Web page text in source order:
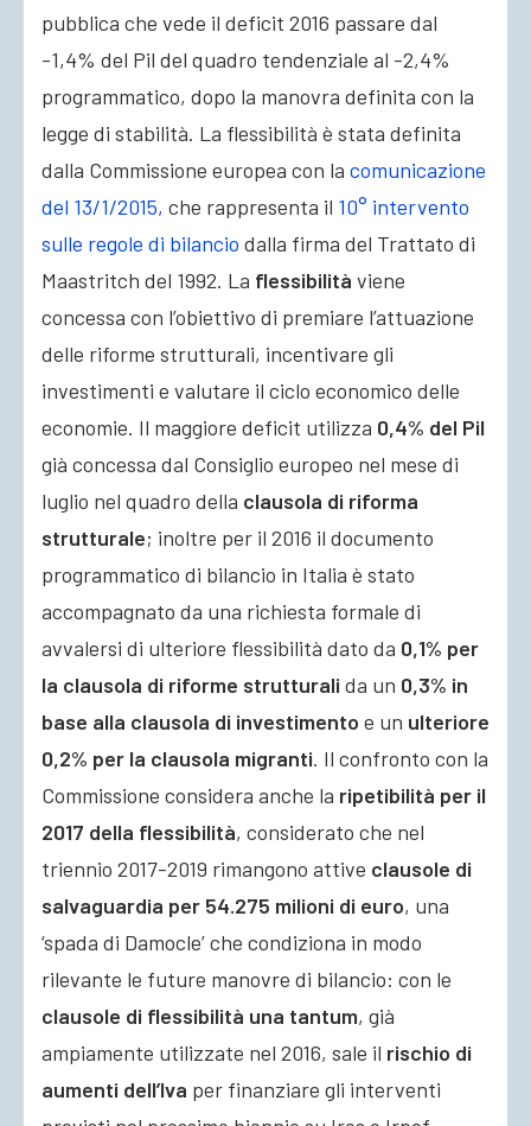
pubblica che vede il deficit 2016 passare dal
-1,4% del Pil del quadro tendenziale al -2,4%
programmatico, dopo la manovra definita con la
legge di stabilità. La flessibilità è stata definita
dalla Commissione europea con la comunicazione
del 13/1/2015, che rappresenta il 10° intervento
sulle regole di bilancio dalla firma del Trattato di
Maastritch del 1992. La flessibilità viene
concessa con l’obiettivo di premiare l’attuazione
delle riforme strutturali, incentivare gli
investimenti e valutare il ciclo economico delle
economie. Il maggiore deficit utilizza 0,4% del Pil
già concessa dal Consiglio europeo nel mese di
luglio nel quadro della clausola di riforma
strutturale; inoltre per il 2016 il documento
programmatico di bilancio in Italia è stato
accompagnato da una richiesta formale di
avvalersi di ulteriore flessibilità dato da 0,1% per
la clausola di riforme strutturali da un 0,3% in
base alla clausola di investimento e un ulteriore
0,2% per la clausola migranti. Il confronto con la
Commissione considera anche la ripetibilità per il
2017 della flessibilità, considerato che nel
triennio 2017-2019 rimangono attive clausole di
salvaguardia per 54.275 milioni di euro, una
‘spada di Damocle’ che condiziona in modo
rilevante le future manovre di bilancio: con le
clausole di flessibilità una tantum, già
ampiamente utilizzate nel 2016, sale il rischio di
aumenti dell’Iva per finanziare gli interventi